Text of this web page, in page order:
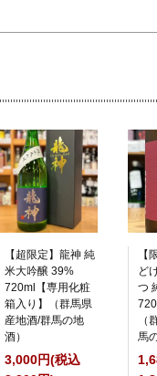
【超限定】龍神 純
米大吟醸 39%
720ml【専用化粧
箱入り】（群馬県
産地酒/群馬の地
酒）
3,000円(税込
【
ど
つ
（
馬